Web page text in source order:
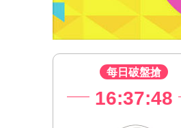
每日破盤搶
16:37:47